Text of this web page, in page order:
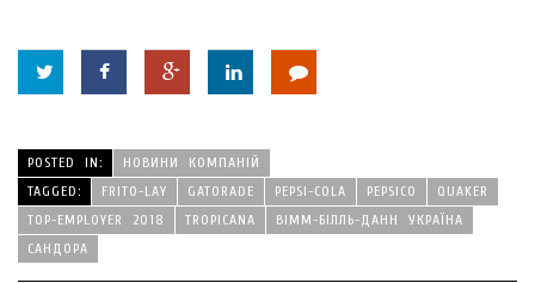
POSTED IN:
НОВИНИ КОМПАНІЙ
TAGGED:
FRITO-LAY GATORADE PEPSI-COLA PEPSICO
QUAKER
TOP-EMPLOYER 2018
TROPICANA
ВІММ-БІЛЛЬ-ДАНН УКРАЇНА
САНДОРА